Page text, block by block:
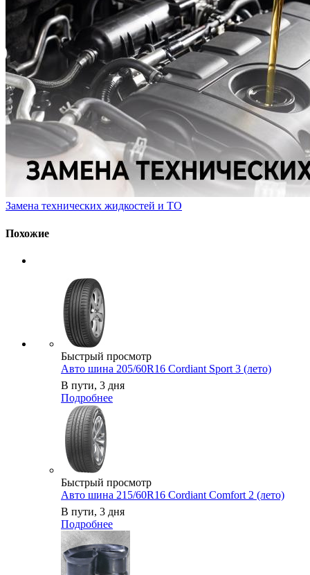
Замена технических жидкостей и ТО
Похожие
Быстрый просмотр
Авто шина 205/60R16 Cordiant Sport 3 (лето)
В пути, 3 дня
Подробнее
Быстрый просмотр
Авто шина 215/60R16 Cordiant Comfort 2 (лето)
В пути, 3 дня
Подробнее